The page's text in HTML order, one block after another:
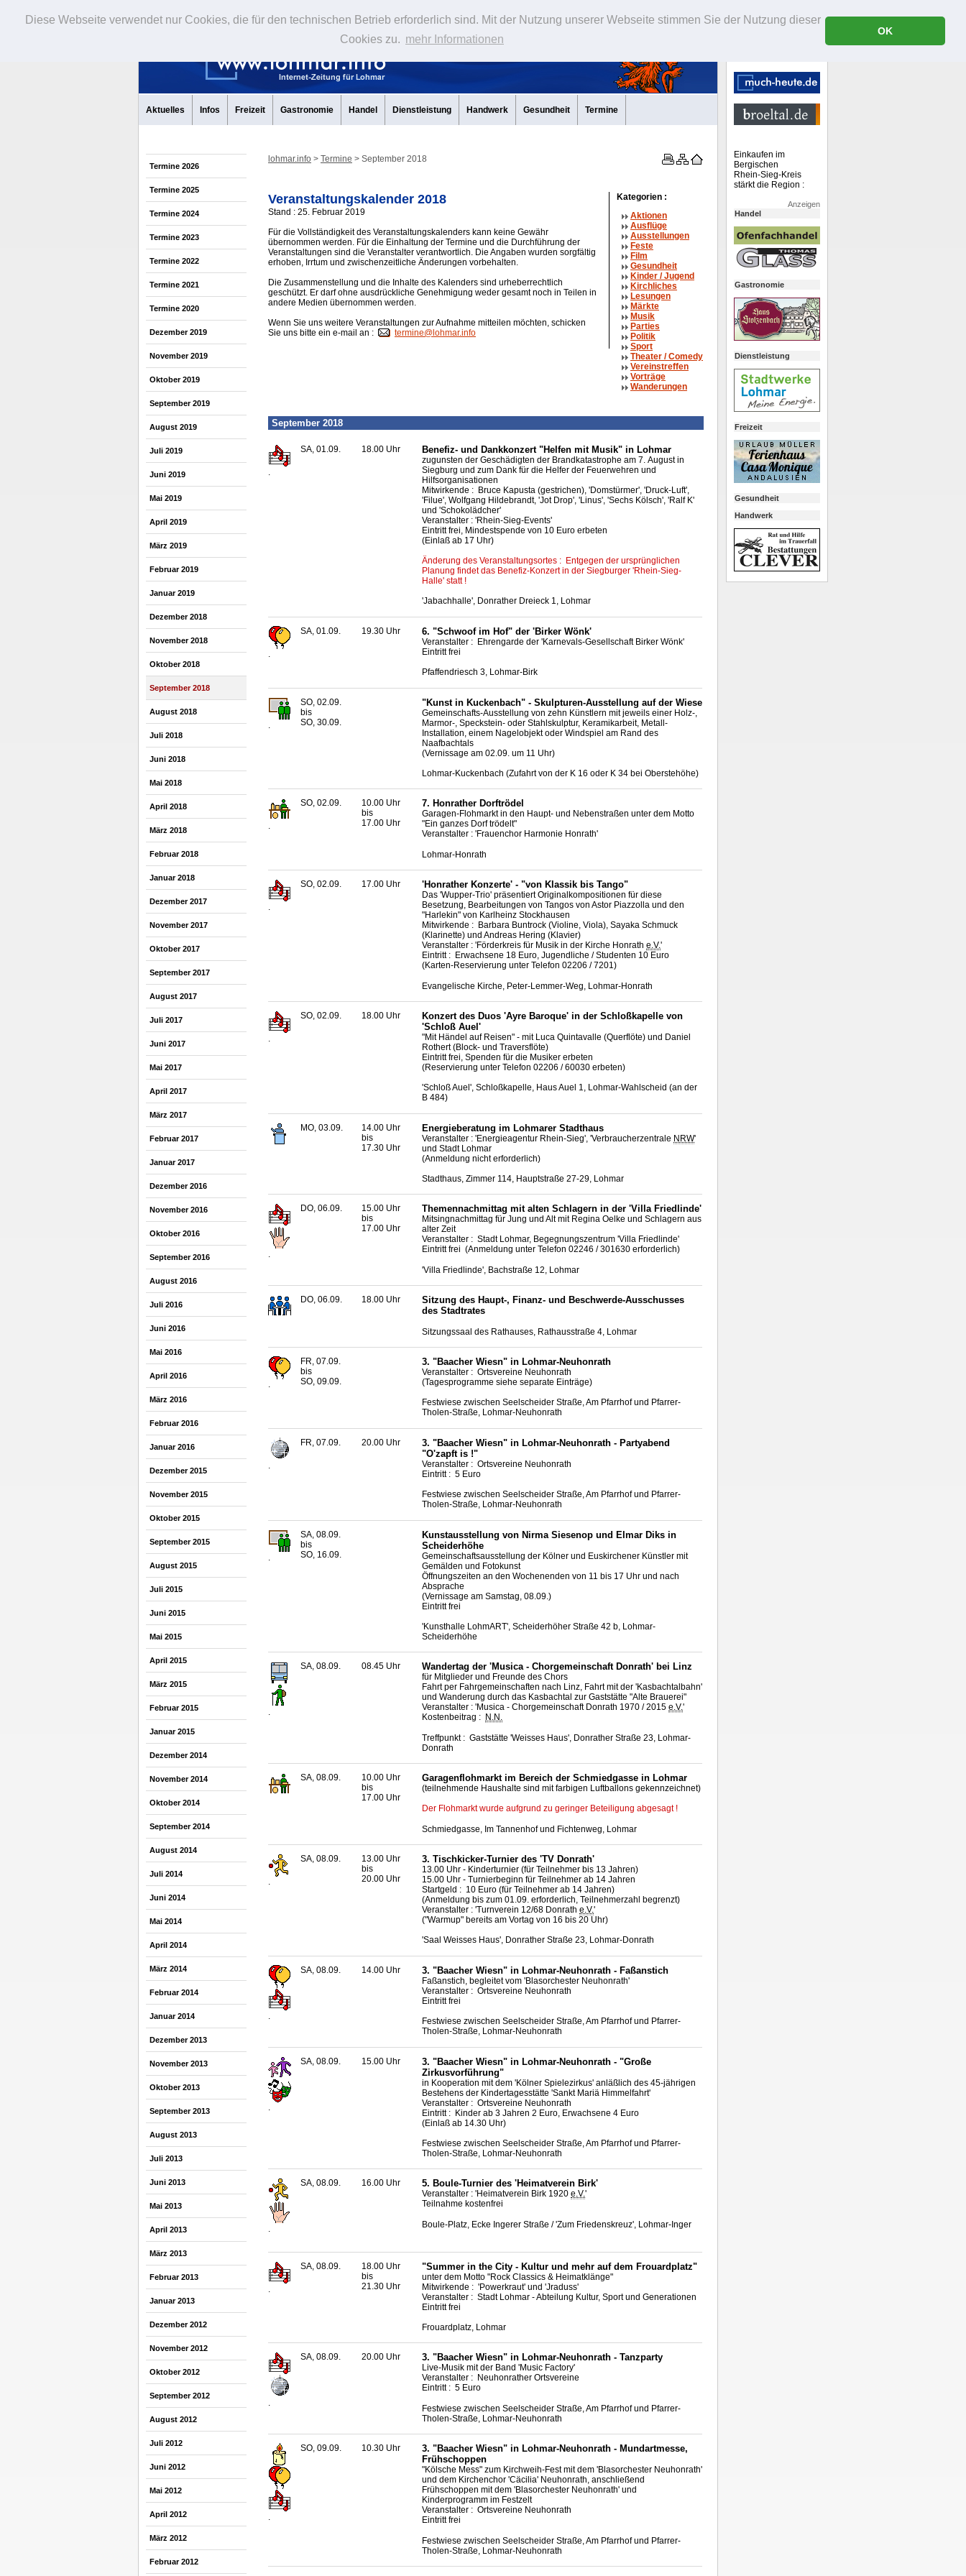
Diese Webseite verwendet nur Cookies, die für den technischen Betrieb erforderlich sind. Mit der Nutzung unserer Webseite stimmen Sie der Nutzung dieser
Cookies zu. mehr Informationen
OK
Aktuelles Infos Freizeit Gastronomie Handel Dienstleistung Handwerk Gesundheit Termine
Termine 2026
Termine 2025
Termine 2024
Termine 2023
Termine 2022
Termine 2021
Termine 2020
Dezember 2019
November 2019
Oktober 2019
September 2019
August 2019
Juli 2019
Juni 2019
Mai 2019
April 2019
März 2019
Februar 2019
Januar 2019
Dezember 2018
November 2018
Oktober 2018
September 2018
August 2018
Juli 2018
Juni 2018
Mai 2018
April 2018
März 2018
Februar 2018
Januar 2018
Dezember 2017
November 2017
Oktober 2017
September 2017
August 2017
Juli 2017
Juni 2017
Mai 2017
April 2017
März 2017
Februar 2017
Januar 2017
Dezember 2016
November 2016
Oktober 2016
September 2016
August 2016
Juli 2016
Juni 2016
Mai 2016
April 2016
März 2016
Februar 2016
Januar 2016
Dezember 2015
November 2015
Oktober 2015
September 2015
August 2015
Juli 2015
Juni 2015
Mai 2015
April 2015
März 2015
Februar 2015
Januar 2015
Dezember 2014
November 2014
Oktober 2014
September 2014
August 2014
Juli 2014
Juni 2014
Mai 2014
April 2014
März 2014
Februar 2014
Januar 2014
Dezember 2013
November 2013
Oktober 2013
September 2013
August 2013
Juli 2013
Juni 2013
Mai 2013
April 2013
März 2013
Februar 2013
Januar 2013
Dezember 2012
November 2012
Oktober 2012
September 2012
August 2012
Juli 2012
Juni 2012
Mai 2012
April 2012
März 2012
Februar 2012
lohmar.info > Termine > September 2018
Veranstaltungskalender 2018
Stand : 25. Februar 2019
Für die Vollständigkeit des Veranstaltungskalenders kann keine Gewähr
übernommen werden. Für die Einhaltung der Termine und die Durchführung der
Veranstaltungen sind die Veranstalter verantwortlich. Die Angaben wurden sorgfältig
erhoben, Irrtum und zwischenzeitliche Änderungen vorbehalten.
Die Zusammenstellung und die Inhalte des Kalenders sind urheberrechtlich
geschützt. Er darf ohne ausdrückliche Genehmigung weder gesamt noch in Teilen in
andere Medien übernommen werden.
Wenn Sie uns weitere Veranstaltungen zur Aufnahme mitteilen möchten, schicken
Sie uns bitte ein e-mail an :
termine@lohmar.info
Kategorien :
Aktionen
Ausflüge
Ausstellungen
Feste
Film
Gesundheit
Kinder / Jugend
Kirchliches
Lesungen
Märkte
Musik
Parties
Politik
Sport
Theater /Comedy
Vereinstreffen
Vorträge
Wanderungen
September 2018
.
SA, 01.09. 18.00 Uhr Benefiz- und Dankkonzert "Helfen mit Musik" in Lohmar
zugunsten der Geschädigten der Brandkatastrophe am 7. August in
Siegburg und zum Dank für die Helfer der Feuerwehren und
Hilfsorganisationen
Mitwirkende : Bruce Kapusta (gestrichen), 'Domstürmer', 'Druck-Luft',
'Filue', Wolfgang Hildebrandt, 'Jot Drop', 'Linus', 'Sechs Kölsch', 'Ralf K'
und 'Schokolädcher'
Veranstalter : 'Rhein-Sieg-Events'
Eintritt frei, Mindestspende von 10 Euro erbeten
(Einlaß ab 17 Uhr)
Änderung des Veranstaltungsortes : Entgegen der ursprünglichen
Planung findet das Benefiz-Konzert in der Siegburger 'Rhein-Sieg-
Halle' statt !
'Jabachhalle', Donrather Dreieck 1, Lohmar
SA, 01.09. 19.30 Uhr 6. "Schwoof im Hof" der 'Birker Wönk'
Veranstalter : Ehrengarde der 'Karnevals-Gesellschaft Birker Wönk'
Eintritt frei
Pfaffendriesch 3, Lohmar-Birk
SO, 02.09.
bis
SO, 30.09.
"Kunst in Kuckenbach" - Skulpturen-Ausstellung auf der Wiese
Gemeinschafts-Ausstellung von zehn Künstlern mit jeweils einer Holz-,
Marmor-, Speckstein- oder Stahlskulptur, Keramikarbeit, Metall-
Installation, einem Nagelobjekt oder Windspiel am Rand des
Naafbachtals
(Vernissage am 02.09. um 11 Uhr)
Lohmar-Kuckenbach (Zufahrt von der K 16 oder K 34 bei Oberstehöhe)
.
SO, 02.09.
10.00 Uhr
bis
17.00 Uhr
7. Honrather Dorftrödel
Garagen-Flohmarkt in den Haupt- und Nebenstraßen unter dem Motto
"Ein ganzes Dorf trödelt"
Veranstalter : 'Frauenchor Harmonie Honrath'
Lohmar-Honrath
.
SO, 02.09. 17.00 Uhr 'Honrather Konzerte' - "von Klassik bis Tango"
Das 'Wupper-Trio' präsentiert Originalkompositionen für diese
Besetzung, Bearbeitungen von Tangos von Astor Piazzolla und den
"Harlekin" von Karlheinz Stockhausen
Mitwirkende : Barbara Buntrock (Violine, Viola), Sayaka Schmuck
(Klarinette) und Andreas Hering (Klavier)
Veranstalter : 'Förderkreis für Musik in der Kirche Honrath e.V.'
Eintritt : Erwachsene 18 Euro, Jugendliche / Studenten 10 Euro
(Karten-Reservierung unter Telefon 02206 / 7201)
Evangelische Kirche, Peter-Lemmer-Weg, Lohmar-Honrath
.
SO, 02.09. 18.00 Uhr
Konzert des Duos 'Ayre Baroque' in der Schloßkapelle von
'Schloß Auel'
"Mit Händel auf Reisen" - mit Luca Quintavalle (Querflöte) und Daniel
Rothert (Block- und Traversflöte)
Eintritt frei, Spenden für die Musiker erbeten
(Reservierung unter Telefon 02206 / 60030 erbeten)
'Schloß Auel', Schloßkapelle, Haus Auel 1, Lohmar-Wahlscheid (an der
B 484)
MO, 03.09.
14.00 Uhr
bis
17.30 Uhr
Energieberatung im Lohmarer Stadthaus
Veranstalter : 'Energieagentur Rhein-Sieg', 'Verbraucherzentrale NRW'
und Stadt Lohmar
(Anmeldung nicht erforderlich)
Stadthaus, Zimmer 114, Hauptstraße 27-29, Lohmar
.
DO, 06.09.
15.00 Uhr
bis
17.00 Uhr
Themennachmittag mit alten Schlagern in der 'Villa Friedlinde'
Mitsingnachmittag für Jung und Alt mit Regina Oelke und Schlagern aus
alter Zeit
Veranstalter : Stadt Lohmar, Begegnungszentrum 'Villa Friedlinde'
Eintritt frei (Anmeldung unter Telefon 02246 / 301630 erforderlich)
'Villa Friedlinde', Bachstraße 12, Lohmar
DO, 06.09. 18.00 Uhr
Sitzung des Haupt-, Finanz- und Beschwerde-Ausschusses
des Stadtrates
Sitzungssaal des Rathauses, Rathausstraße 4, Lohmar
.
FR, 07.09.
bis
SO, 09.09.
3. "Baacher Wiesn" in Lohmar-Neuhonrath
Veranstalter : Ortsvereine Neuhonrath
(Tagesprogramme siehe separate Einträge)
Festwiese zwischen Seelscheider Straße, Am Pfarrhof und Pfarrer-
Tholen-Straße, Lohmar-Neuhonrath
.
FR, 07.09. 20.00 Uhr
3. "Baacher Wiesn" in Lohmar-Neuhonrath - Partyabend
"O'zapft is !"
Veranstalter : Ortsvereine Neuhonrath
Eintritt : 5 Euro
Festwiese zwischen Seelscheider Straße, Am Pfarrhof und Pfarrer-
Tholen-Straße, Lohmar-Neuhonrath
SA, 08.09.
bis
SO, 16.09.
Kunstausstellung von Nirma Siesenop und Elmar Diks in
Scheiderhöhe
Gemeinschaftsausstellung der Kölner und Euskirchener Künstler mit
Gemälden und Fotokunst
Öffnungszeiten an den Wochenenden von 11 bis 17 Uhr und nach
Absprache
(Vernissage am Samstag, 08.09.)
Eintritt frei
'Kunsthalle LohmART', Scheiderhöher Straße 42 b, Lohmar-
Scheiderhöhe
.
SA, 08.09. 08.45 Uhr Wandertag der 'Musica - Chorgemeinschaft Donrath' bei Linz
für Mitglieder und Freunde des Chors
Fahrt per Fahrgemeinschaften nach Linz, Fahrt mit der 'Kasbachtalbahn'
und Wanderung durch das Kasbachtal zur Gaststätte "Alte Brauerei"
Veranstalter : 'Musica - Chorgemeinschaft Donrath 1970 / 2015 e.V.'
Kostenbeitrag : N.N.
Treffpunkt : Gaststätte 'Weisses Haus', Donrather Straße 23, Lohmar-
Donrath
SA, 08.09.
10.00 Uhr
bis
17.00 Uhr
Garagenflohmarkt im Bereich der Schmiedgasse in Lohmar
(teilnehmende Haushalte sind mit farbigen Luftballons gekennzeichnet)
Der Flohmarkt wurde aufgrund zu geringer Beteiligung abgesagt !
Schmiedgasse, Im Tannenhof und Fichtenweg, Lohmar
.
SA, 08.09.
13.00 Uhr
bis
20.00 Uhr
3. Tischkicker-Turnier des 'TV Donrath'
13.00 Uhr - Kinderturnier (für Teilnehmer bis 13 Jahren)
15.00 Uhr - Turnierbeginn für Teilnehmer ab 14 Jahren
Startgeld : 10 Euro (für Teilnehmer ab 14 Jahren)
(Anmeldung bis zum 01.09. erforderlich, Teilnehmerzahl begrenzt)
Veranstalter : 'Turnverein 12/68 Donrath e.V.'
("Warmup" bereits am Vortag von 16 bis 20 Uhr)
'Saal Weisses Haus', Donrather Straße 23, Lohmar-Donrath
SA, 08.09. 14.00 Uhr 3. "Baacher Wiesn" in Lohmar-Neuhonrath - Faßanstich
Faßanstich, begleitet vom 'Blasorchester Neuhonrath'
Veranstalter : Ortsvereine Neuhonrath
Eintritt frei
Festwiese zwischen Seelscheider Straße, Am Pfarrhof und Pfarrer-
Tholen-Straße, Lohmar-Neuhonrath
SA, 08.09. 15.00 Uhr
3. "Baacher Wiesn" in Lohmar-Neuhonrath - "Große
Zirkusvorführung"
in Kooperation mit dem 'Kölner Spielezirkus' anläßlich des 45-jährigen
Bestehens der Kindertagesstätte 'Sankt Mariä Himmelfahrt'
Veranstalter : Ortsvereine Neuhonrath
Eintritt : Kinder ab 3 Jahren 2 Euro, Erwachsene 4 Euro
(Einlaß ab 14.30 Uhr)
Festwiese zwischen Seelscheider Straße, Am Pfarrhof und Pfarrer-
Tholen-Straße, Lohmar-Neuhonrath
.
SA, 08.09. 16.00 Uhr 5. Boule-Turnier des 'Heimatverein Birk'
Veranstalter : 'Heimatverein Birk 1920 e.V.'
Teilnahme kostenfrei
Boule-Platz, Ecke Ingerer Straße / 'Zum Friedenskreuz', Lohmar-Inger
SA, 08.09.
18.00 Uhr
bis
21.30 Uhr
"Summer in the City - Kultur und mehr auf dem Frouardplatz"
unter dem Motto "Rock Classics & Heimatklänge"
Mitwirkende : 'Powerkraut' und 'Jraduss'
Veranstalter : Stadt Lohmar - Abteilung Kultur, Sport und Generationen
Eintritt frei
Frouardplatz, Lohmar
.
SA, 08.09. 20.00 Uhr 3. "Baacher Wiesn" in Lohmar-Neuhonrath - Tanzparty
Live-Musik mit der Band 'Music Factory'
Veranstalter : Neuhonrather Ortsvereine
Eintritt : 5 Euro
Festwiese zwischen Seelscheider Straße, Am Pfarrhof und Pfarrer-
Tholen-Straße, Lohmar-Neuhonrath
.
SO, 09.09. 10.30 Uhr
3. "Baacher Wiesn" in Lohmar-Neuhonrath - Mundartmesse,
Frühschoppen
"Kölsche Mess" zum Kirchweih-Fest mit dem 'Blasorchester Neuhonrath'
und dem Kirchenchor 'Cäcilia' Neuhonrath, anschließend
Frühschoppen mit dem 'Blasorchester Neuhonrath' und
Kinderprogramm im Festzelt
Veranstalter : Ortsvereine Neuhonrath
Eintritt frei
Festwiese zwischen Seelscheider Straße, Am Pfarrhof und Pfarrer-
Tholen-Straße, Lohmar-Neuhonrath
Einkaufen im
Bergischen
Rhein-Sieg-Kreis
stärkt die Region :
Anzeigen
Handel
Gastronomie
Dienstleistung
Freizeit
Gesundheit
Handwerk